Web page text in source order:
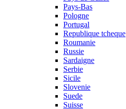
Pays-Bas
Pologne
Portugal
Republique tcheque
Roumanie
Russie
Sardaigne
Serbie
Sicile
Slovenie
Suede
Suisse